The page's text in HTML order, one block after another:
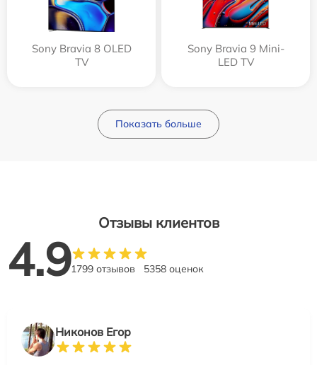
Sony Bravia 8 OLED
TV
Sony Bravia 9 Mini-
LED TV
Показать больше
Отзывы клиентов
4.91799 отзывов 5358 оценок
Никонов Егор